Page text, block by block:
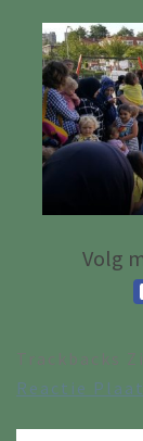
Volg
Reactie